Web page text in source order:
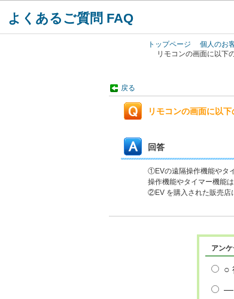
よくあるご質問 FAQ
トップページ 個人のお
リモコンの画面に以下
戻る
リモコンの画面に以
回答
①EVの遠隔操作機能やタ
操作機能やタイマー機能
②EV を購入された販売店
アン
○
―